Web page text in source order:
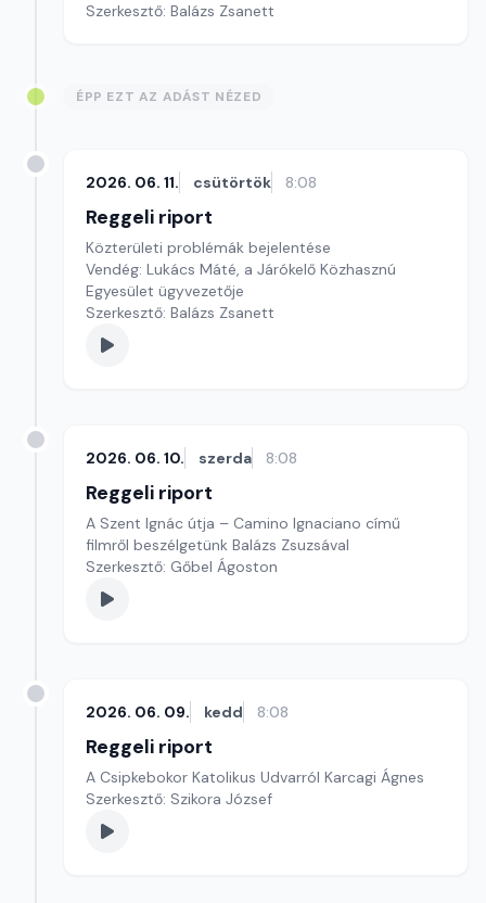
Szerkesztő: Balázs Zsanett
ÉPP EZT AZ ADÁST NÉZED
2026. 06. 11. csütörtök 8:08
Reggeli riport
Közterületi problémák bejelentése
Vendég: Lukács Máté, a Járókelő Közhasznú
Egyesület ügyvezetője
Szerkesztő: Balázs Zsanett
2026. 06. 10. szerda 8:08
Reggeli riport
A Szent Ignác útja – Camino Ignaciano című
filmről beszélgetünk Balázs Zsuzsával
Szerkesztő: Gőbel Ágoston
2026. 06. 09. kedd 8:08
Reggeli riport
A Csipkebokor Katolikus Udvarról Karcagi Ágnes
Szerkesztő: Szikora József